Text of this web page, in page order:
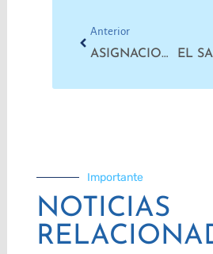
Anterior
ASIGNACIONES FAMILIARES: PIBES CON DERECHOS VULNERADOS
Importante
NOTICIAS